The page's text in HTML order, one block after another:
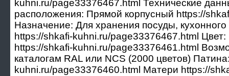
kuhni.ru/page33376467.html Технические
расположения: Прямой корпусный https://
Назначение: Для хранения посуды, кухонного
https://shkafi-kuhni.ru/page33376467.html
https://shkafi-kuhni.ru/page33376461.html
каталогам RAL или NCS (2000 цветов)
kuhni.ru/page33376460.html Матери https://